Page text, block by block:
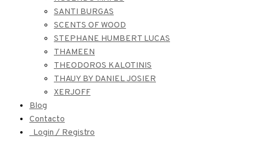
SANTI BURGAS
SCENTS OF WOOD
STEPHANE HUMBERT LUCAS
THAMEEN
THEODOROS KALOTINIS
THAUY BY DANIEL JOSIER
XERJOFF
Blog
Contacto
Login / Registro